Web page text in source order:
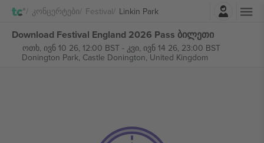
Კონცერტები Festival Linkin Parkშესვლა
Download Festival England 2026 Pass ბილეთი
ოთხ, ივნ 10 26, 12:00 BST- კვი, ივნ 14 26, 23:00 BST
Donington Park, Castle Donington, United Kingdom